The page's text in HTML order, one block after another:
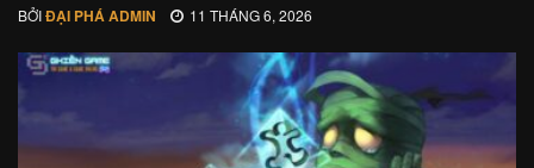
BỞIĐẠI PHÁ ADMIN 11 THÁNG 6, 2026